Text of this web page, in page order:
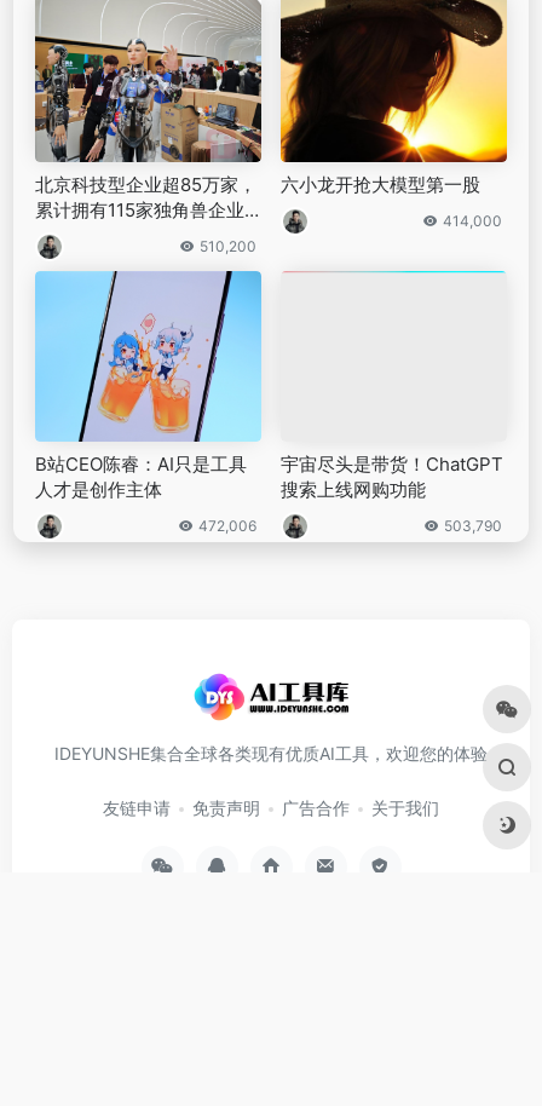
北京科技型企业超85万家，
累计拥有115家独角兽企业
居全国首位｜钛快讯 510,200
六小龙开抢大模型第一股
414,000
B站CEO陈睿：AI只是工具
人才是创作主体
472,006
宇宙尽头是带货！ChatGPT
搜索上线网购功能
503,790
IDEYUNSHE集合全球各类现有优质AI工具，欢迎您的体验
友链申请 免责声明 广告合作 关于我们